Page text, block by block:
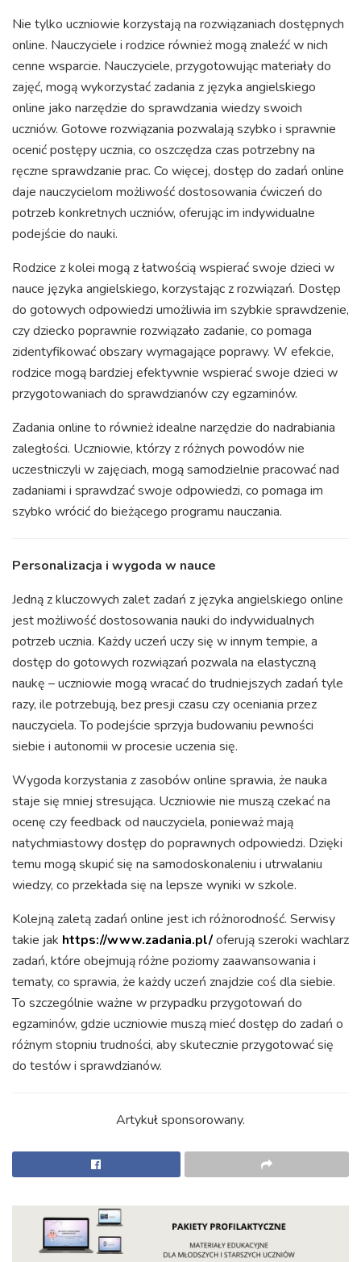
Nie tylko uczniowie korzystają na rozwiązaniach dostępnych
online. Nauczyciele i rodzice również mogą znaleźć w nich
cenne wsparcie. Nauczyciele, przygotowując materiały do
zajęć, mogą wykorzystać zadania z języka angielskiego
online jako narzędzie do sprawdzania wiedzy swoich
uczniów. Gotowe rozwiązania pozwalają szybko i sprawnie
ocenić postępy ucznia, co oszczędza czas potrzebny na
ręczne sprawdzanie prac. Co więcej, dostęp do zadań online
daje nauczycielom możliwość dostosowania ćwiczeń do
potrzeb konkretnych uczniów, oferując im indywidualne
podejście do nauki.
Rodzice z kolei mogą z łatwością wspierać swoje dzieci w
nauce języka angielskiego, korzystając z rozwiązań. Dostęp
do gotowych odpowiedzi umożliwia im szybkie sprawdzenie,
czy dziecko poprawnie rozwiązało zadanie, co pomaga
zidentyfikować obszary wymagające poprawy. W efekcie,
rodzice mogą bardziej efektywnie wspierać swoje dzieci w
przygotowaniach do sprawdzianów czy egzaminów.
Zadania online to również idealne narzędzie do nadrabiania
zaległości. Uczniowie, którzy z różnych powodów nie
uczestniczyli w zajęciach, mogą samodzielnie pracować nad
zadaniami i sprawdzać swoje odpowiedzi, co pomaga im
szybko wrócić do bieżącego programu nauczania.
Personalizacja i wygoda w nauce
Jedną z kluczowych zalet zadań z języka angielskiego online
jest możliwość dostosowania nauki do indywidualnych
potrzeb ucznia. Każdy uczeń uczy się w innym tempie, a
dostęp do gotowych rozwiązań pozwala na elastyczną
naukę – uczniowie mogą wracać do trudniejszych zadań tyle
razy, ile potrzebują, bez presji czasu czy oceniania przez
nauczyciela. To podejście sprzyja budowaniu pewności
siebie i autonomii w procesie uczenia się.
Wygoda korzystania z zasobów online sprawia, że nauka
staje się mniej stresująca. Uczniowie nie muszą czekać na
ocenę czy feedback od nauczyciela, ponieważ mają
natychmiastowy dostęp do poprawnych odpowiedzi. Dzięki
temu mogą skupić się na samodoskonaleniu i utrwalaniu
wiedzy, co przekłada się na lepsze wyniki w szkole.
Kolejną zaletą zadań online jest ich różnorodność. Serwisy
takie jak https://www.zadania.pl/oferują szeroki wachlarz
zadań, które obejmują różne poziomy zaawansowania i
tematy, co sprawia, że każdy uczeń znajdzie coś dla siebie.
To szczególnie ważne w przypadku przygotowań do
egzaminów, gdzie uczniowie muszą mieć dostęp do zadań o
różnym stopniu trudności, aby skutecznie przygotować się
do testów i sprawdzianów.
Artykuł sponsorowany.